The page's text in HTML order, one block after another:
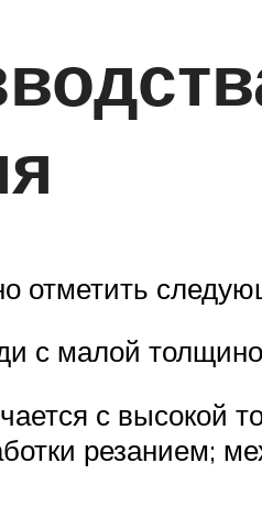
отметить
с малой
с высокой
резанием;